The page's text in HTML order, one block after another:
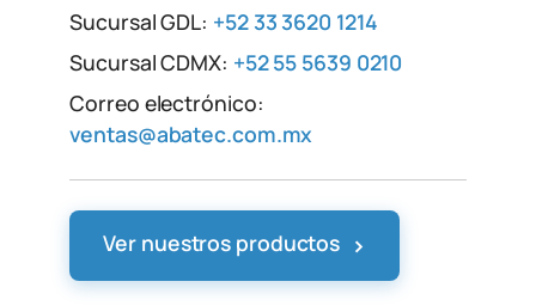
Sucursal GDL: +52 33 3620 1214
Sucursal CDMX: +52 55 5639 0210
Correo electrónico:
ventas@abatec.com.mx
Ver nuestros productos ›